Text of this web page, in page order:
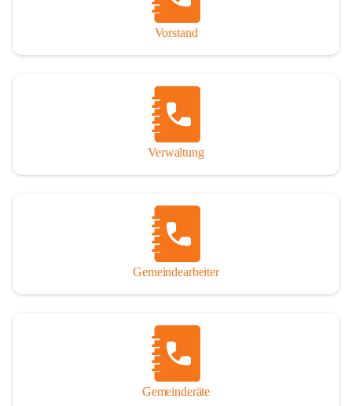
Vorstand
Verwaltung
Gemeindearbeiter
Gemeinderäte